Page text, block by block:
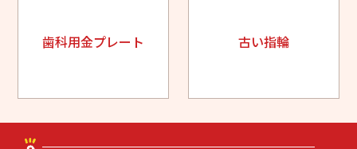
歯科用金プレート 古い指輪